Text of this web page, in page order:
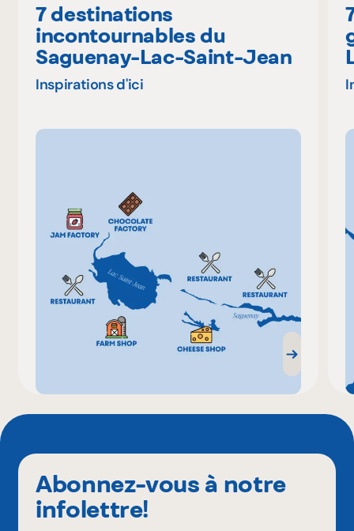
7 destinations
incontournables du
Saguenay-Lac-Saint-Jean
Inspirations d'ici
Abonnez-vous à notre
infolettre!